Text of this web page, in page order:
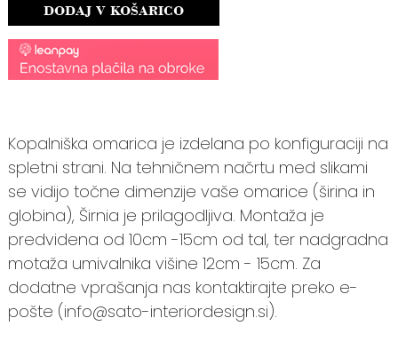
DODAJ V KOŠARICO
Kopalniška omarica je izdelana po konfiguraciji na
spletni strani. Na tehničnem načrtu med slikami
se vidijo točne dimenzije vaše omarice (širina in
globina), Širnia je prilagodljiva. Montaža je
predvidena od 10cm -15cm od tal, ter nadgradna
motaža umivalnika višine 12cm - 15cm. Za
dodatne vprašanja nas kontaktirajte preko e-
pošte (info@sato-interiordesign.si).